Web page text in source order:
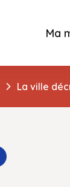
Ma
La ville